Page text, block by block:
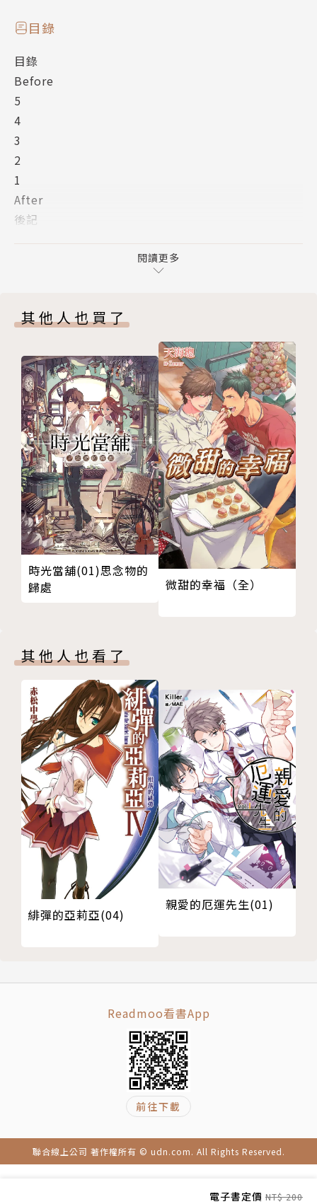
電子書定價 NT$ 200
目錄
目錄
Before
5
4
3
2
1
After
後記
閱讀更多
其他人也買了
時光當舖(01)思念物的
歸處
微甜的幸福（全）
其他人也看了
緋彈的亞莉亞(04)
親愛的厄運先生(01)
Readmoo看書App
前往下載
聯合線上公司 著作權所有 © udn.com. All Rights Reserved.